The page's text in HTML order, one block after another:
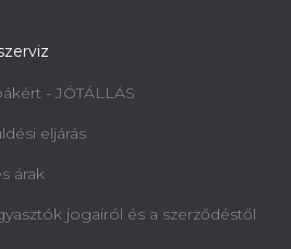
- JÓTÁLLÁS
eljárás
árak
jogairól és a szerződéstől